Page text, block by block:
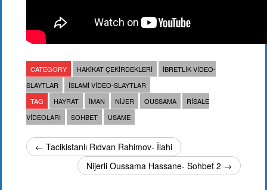
CATEGORY HAKIKAT ÇEKIRDEKLERI
İBRETLIK VIDEO-
SLAYTLAR
İSLAMI VIDEO-SLAYTLAR
TAG
HAYRAT IMAN NIJER OUSSAMA
RISALE
VIDEOLARI
SOHBET USAME
← Tacikistanlı Rıdvan Rahimov- İlahi
Nijerli Oussama Hassane- Sohbet 2 →